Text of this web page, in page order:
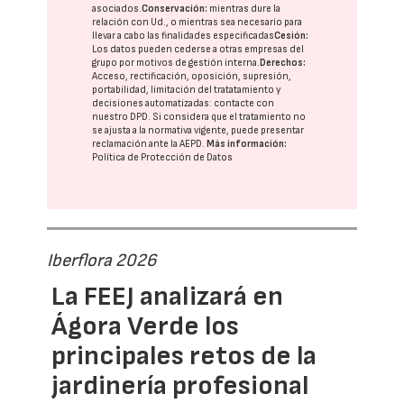
asociados.Conservación: mientras dure la
relación con Ud., o mientras sea necesario para
llevar a cabo las finalidades especificadasCesión:
Los datos pueden cederse a otras empresas del
grupo por motivos de gestión interna.Derechos:
Acceso, rectificación, oposición, supresión,
portabilidad, limitación del tratatamiento y
decisiones automatizadas: contacte con
nuestro DPD. Si considera que el tratamiento no
se ajusta a la normativa vigente, puede presentar
reclamación ante laAEPD.Más información:
Política de Protección de Datos
Iberflora 2026
La FEEJ analizará en
Ágora Verde los
principales retos de la
jardinería profesional